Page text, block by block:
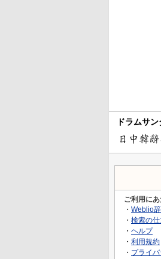
ドラムサ
ご利用に
・ Weblio
・ 検索の仕
・ ヘルプ
・ 利用規約
・ プライ